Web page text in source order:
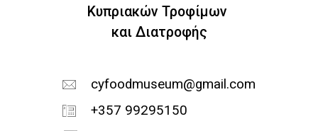
Κυπριακών Τροφίμων
και Διατροφής
cyfoodmuseum@gmail.com
+357 99295150